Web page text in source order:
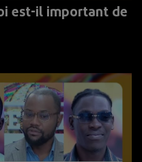
est-il important de